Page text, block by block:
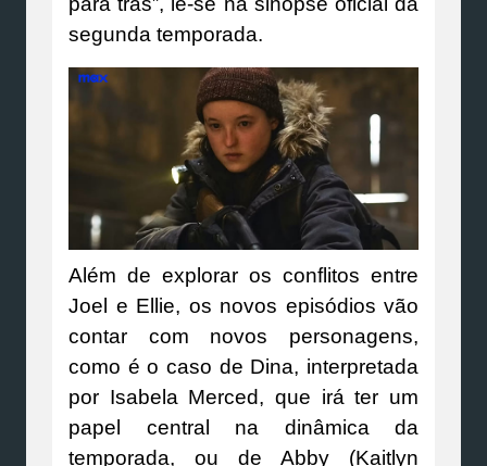
segunda temporada.
Além de explorar os conflitos entre
Joel e Ellie, os novos episódios vão
contar com novos personagens,
como é o caso de Dina, interpretada
por Isabela Merced, que irá ter um
papel central na dinâmica da
temporada, ou de Abby (Kaitlyn